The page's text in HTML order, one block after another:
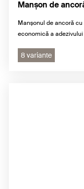
Manșon de
Manșonul de ancoră
economică a
8 variante